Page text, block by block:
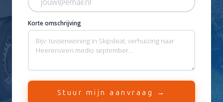
Korte omschrijving
Stuur mijn aanvraag →